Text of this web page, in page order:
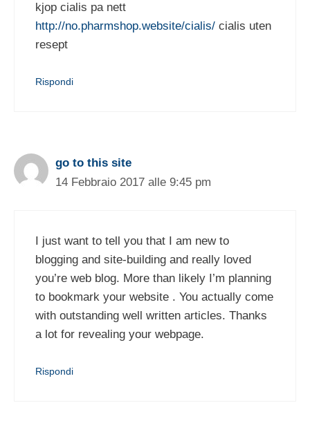
kjop cialis pa nett
http://no.pharmshop.website/cialis/ cialis uten
resept
Rispondi
go to this site
14 Febbraio 2017 alle 9:45 pm
I just want to tell you that I am new to
blogging and site-building and really loved
you’re web blog. More than likely I’m planning
to bookmark your website . You actually come
with outstanding well written articles. Thanks
a lot for revealing your webpage.
Rispondi